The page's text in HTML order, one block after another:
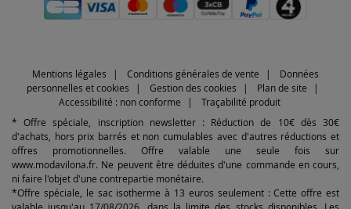
Mentions légales Conditions générales de vente
Données
personnelles et cookies
Gestion des cookies
Plan de site
Accessibilité : non conforme
Traçabilité produit
* Offre spéciale, inscription newsletter : Réduction de 10€ dès 30€
d'achats, hors prix barrés et non cumulables avec d'autres réductions et
offres promotionnelles. Offre valable une seule fois sur
www.modavilona.fr. Ne peuvent être déduites d'une commande en cours,
ni faire l'objet d'une contrepartie monétaire.
*Offre spéciale, le sac isotherme à 13 euros seulement : Cette offre est
valable jusqu'au 17/08/2026, dans la limite des stocks disponibles. Les